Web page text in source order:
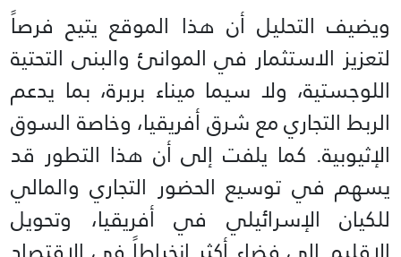
ويضيف التحليل أن هذا الموقع يتيح فرصاً
لتعزيز الاستثمار في الموانئ والبنى التحتية
اللوجستية، ولا سيما ميناء بربرة، بما يدعم
الربط التجاري مع شرق أفريقيا، وخاصة السوق
الإثيوبية. كما يلفت إلى أن هذا التطور قد
يسهم في توسيع الحضور التجاري والمالي
للكيان الإسرائيلي في أفريقيا، وتحويل